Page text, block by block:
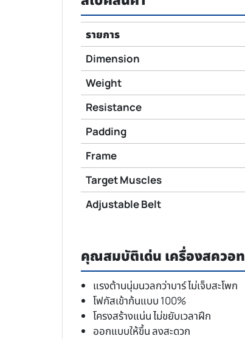
รายการ
Dimension
Weight
Resistance
Padding
Frame
Target Muscles
Adjustable Belt
คุณสมบัติเด่น เครื่องสควอ
แรงต้านนุ่มนวลกว่าบาร์ ไม่เจ็บสะโพก
โฟกัสเข้าก้นแบบ 100%
โครงสร้างแน่น ไม่ขยับเวลาฝึก
ออกแบบให้ขึ้น ลงสะดวก